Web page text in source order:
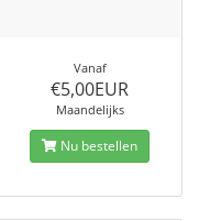
Vanaf
€5,00EUR
Maandelijks
Nu bestellen